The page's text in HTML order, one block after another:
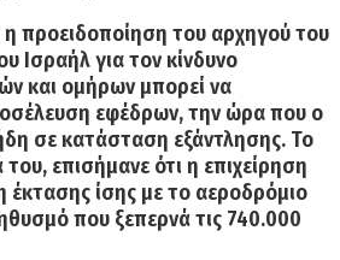
η προειδοποίηση του αρχηγού του
Ισραήλ για τον κίνδυνο
και ομήρων μπορεί να
εφέδρων, την ώρα που ο
σε κατάσταση εξάντλησης. Το
επισήμανε ότι η επιχείρηση
έκτασης ίσης με το αεροδρόμιο
που ξεπερνά τις 740.000